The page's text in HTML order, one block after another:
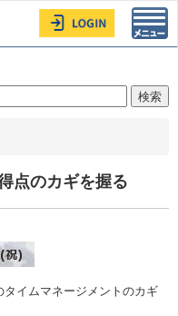
点のカギを握る
イムマネージメントのカギ